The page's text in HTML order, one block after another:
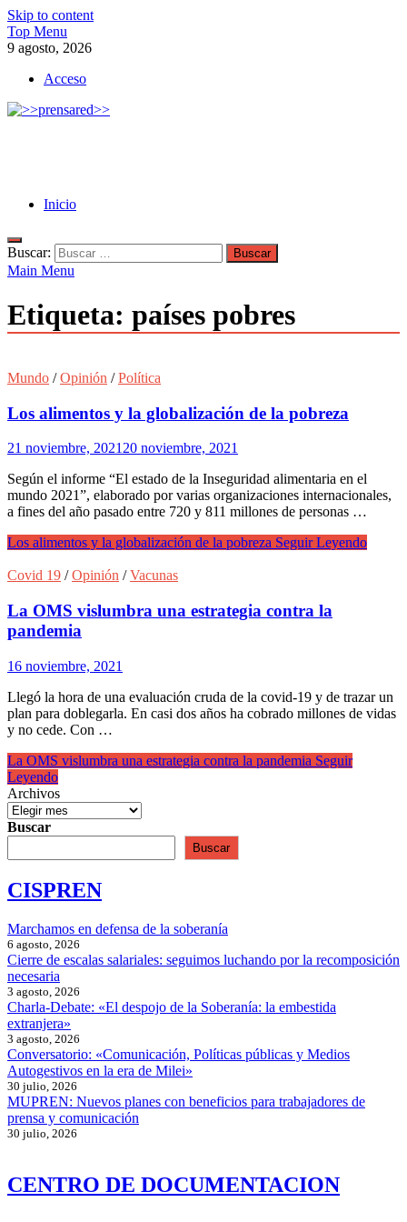
Skip to content
Top Menu
9 agosto, 2026
Acceso
Inicio
Buscar:
Main Menu
Etiqueta: países pobres
Mundo /Opinión /Política
Los alimentos y la globalización de la pobreza
21 noviembre, 2021 20 noviembre, 2021
Según el informe “El estado de la Inseguridad alimentaria en el
mundo 2021”, elaborado por varias organizaciones internacionales,
a fines del año pasado entre 720 y 811 millones de personas …
Los alimentos y la globalización de la pobreza Seguir Leyendo
Covid 19 /Opinión /Vacunas
La OMS vislumbra una estrategia contra la
pandemia
16 noviembre, 2021
Llegó la hora de una evaluación cruda de la covid-19 y de trazar un
plan para doblegarla. En casi dos años ha cobrado millones de vidas
y no cede. Con …
La OMS vislumbra una estrategia contra la pandemia Seguir
Leyendo
Archivos
Buscar
Buscar
CISPREN
Marchamos en defensa de la soberanía
6 agosto, 2026
Cierre de escalas salariales: seguimos luchando por la recomposición
necesaria
3 agosto, 2026
Charla-Debate: «El despojo de la Soberanía: la embestida
extranjera»
3 agosto, 2026
Conversatorio: «Comunicación, Políticas públicas y Medios
Autogestivos en la era de Milei»
30 julio, 2026
MUPREN: Nuevos planes con beneficios para trabajadores de
prensa y comunicación
30 julio, 2026
CENTRO DE DOCUMENTACION